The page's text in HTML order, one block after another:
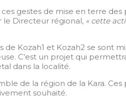
gestes de mise en terre des
le Directeur régional, « cette
Kozah1 et Kozah2 se sont
C’est un projet qui
dans la localité.
de la région de la Kara.
souhaité.